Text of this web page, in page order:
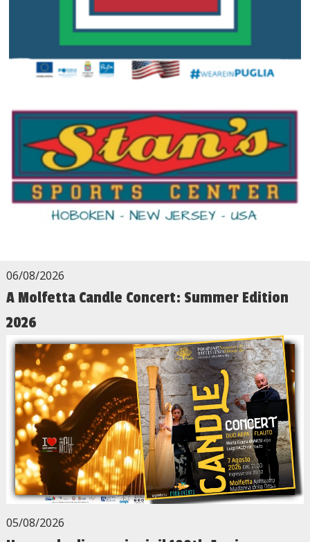
06/08/2026
A Molfetta Candle Concert: Summer Edition
2026
05/08/2026